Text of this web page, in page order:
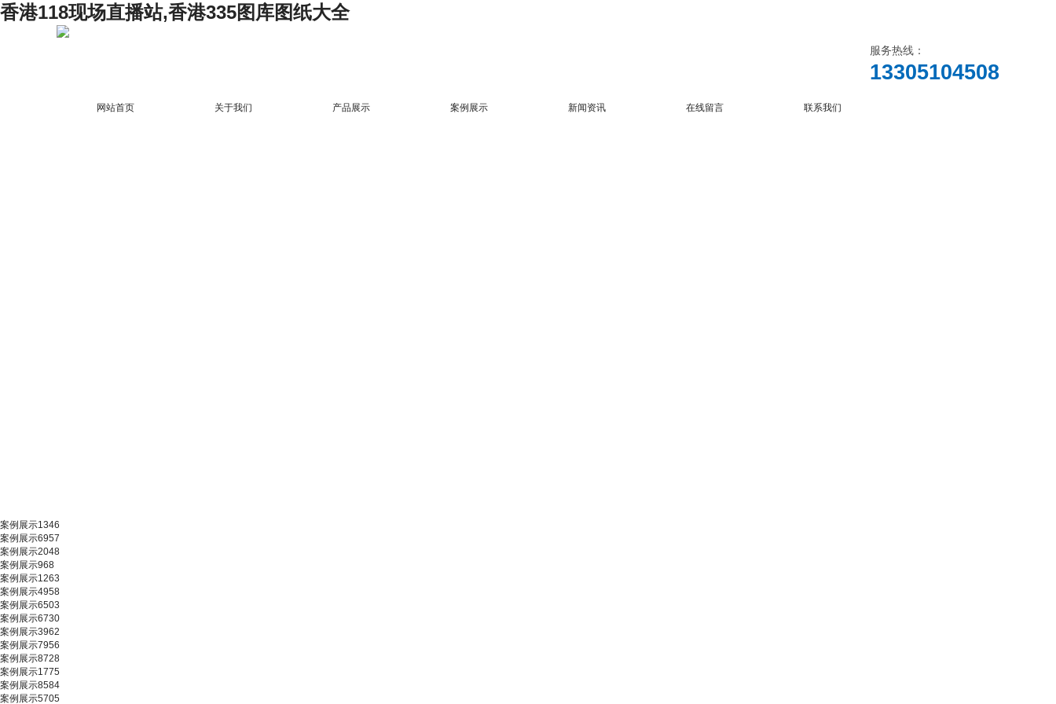
香港118现场直播站,香港335图库图纸大全
服务热线：
13305104508
网站首页 关于我们 产品展示 案例展示 新闻资讯 在线留言 联系我们
案例展示1346
案例展示6957
案例展示2048
案例展示968
案例展示1263
案例展示4958
案例展示6503
案例展示6730
案例展示3962
案例展示7956
案例展示8728
案例展示1775
案例展示8584
案例展示5705